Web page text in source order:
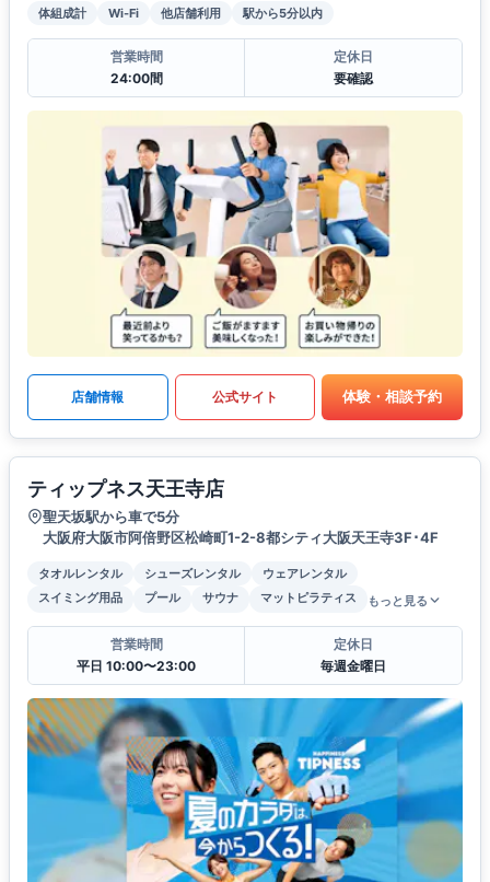
体組成計 Wi-Fi 他店舗利用 駅から5分以内
営業時間
24:00間
定休日
要確認
店舗情報 公式サイト 体験・相談予約
ティップネス天王寺店
聖天坂駅から車で5分
大阪府大阪市阿倍野区松崎町1-2-8都シティ大阪天王寺3F･4F
タオルレンタル シューズレンタル
ウェアレンタル
スイミング用品
プール サウナ マットピラティス もっと見る
営業時間
平日 10:00〜23:00
定休日
毎週金曜日